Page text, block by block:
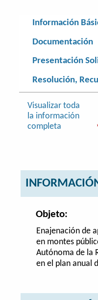
Información
Documentación
Presentación
Resolución,
Visualizar toda
la información
completa
Objeto:
Enajenación de
en montes
Autónoma de la
en el plan anual